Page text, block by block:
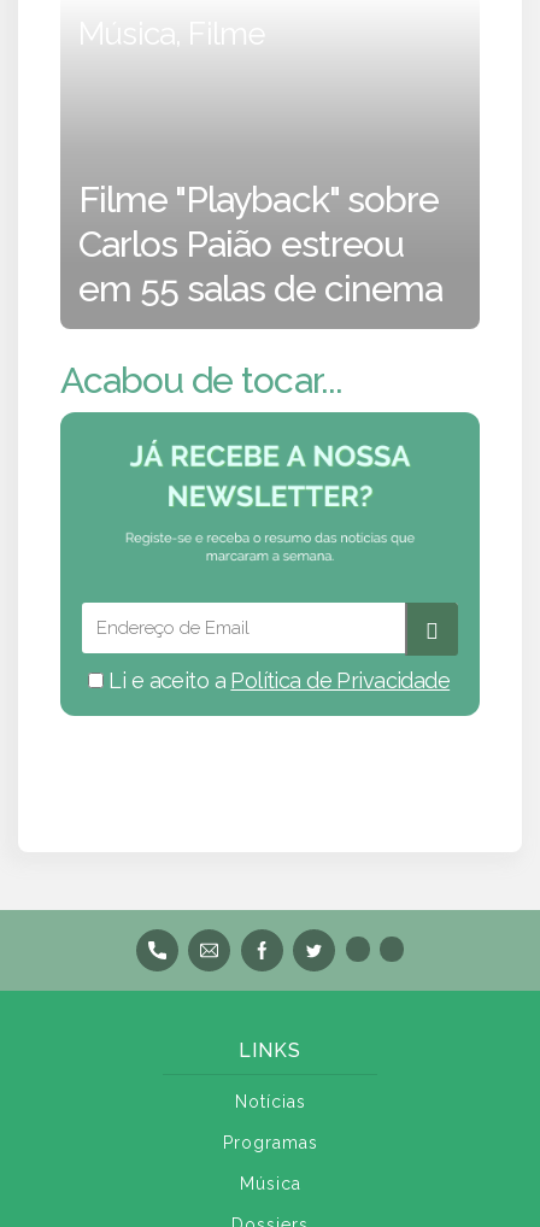
Música, Filme
Filme "Playback" sobre
Carlos Paião estreou
em 55 salas de cinema
Acabou de tocar...
Li e aceito a Política de Privacidade
LINKS
Notícias
Programas
Música